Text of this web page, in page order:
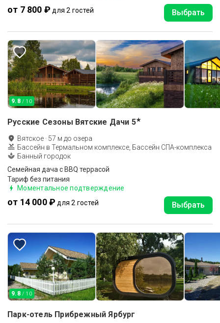
от 7 800 ₽ для 2 гостей Выбрать
9.8 / 10
Русские Сезоны Вятские Дачи 5★
Вятское · 57 м до озера
Бассейн в Термальном комплексе, Бассейн СПА-комплекса
Банный городок
Семейная дача с BBQ террасой
Тариф без питания
Моментальное подтверждение
от 14 000 ₽ для 2 гостей Выбрать
9.8 / 10
Парк-отель Прибрежный Ярбург